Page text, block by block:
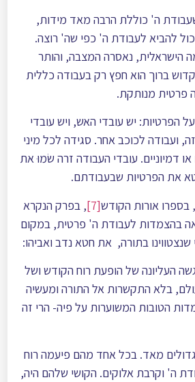
ה' כוללת הרבה מאד מידות,
להביא לעבודת ה' כפי שה' רוצה.
הישראלית, נאסרה המצבה, והותר
ברוך הוא חפץ רק בעבודה כללית
פרטית מנותקת.
הפרטיות: יש עובדי האש, ויש עובדי
ועבודה לכוכב אחר. סגידה לכל מיני
דמיוניים. עובדי העבודה זרה שׂמוּ את
את הפרטיות שבעבודתם.
אורות הקודש[7]
, בפרק הנקרא
בהצמדות לעבודת ה' פרטית, במקום
בתורה, את חטא נדב ואביהו:
העליונה של הופעת רוח הקודש ושל
בלא התקשרות אל התורה ומעשיה
הטובות המשוערות על פיה- הרי זה
גדולים מאד. בכל אחד מהם פיעמה רוח
ה' וקרבת אלוקים. הקושי שלהם היה,